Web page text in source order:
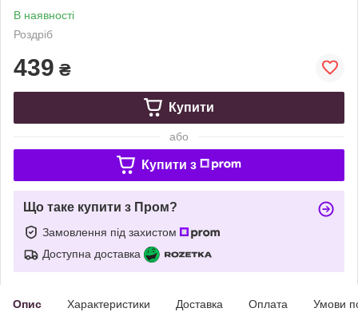
В наявності
Роздріб
439 ₴
Купити
або
Купити з
Що таке купити з Пром?
Замовлення під захистом
Доступна доставка
Опис Характеристики Доставка Оплата Умови